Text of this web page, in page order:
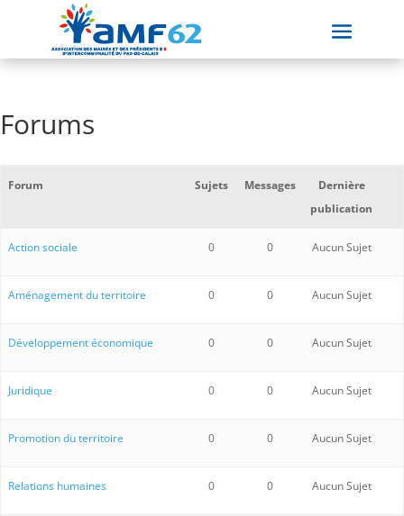
Forums
Forum Sujets Messages
Dernière
publication
Action sociale 0 0 Aucun Sujet
Aménagement du territoire 0 0 Aucun Sujet
Développement économique 0 0 Aucun Sujet
Juridique 0 0 Aucun Sujet
Promotion du territoire 0 0 Aucun Sujet
Relations humaines 0 0 Aucun Sujet